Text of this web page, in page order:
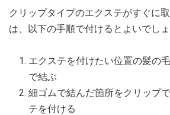
クリップタイプのエクステがすぐに
は、以下の手順で付けるとよいでしょ
エクステを付けたい位置の髪の
で結ぶ
細ゴムで結んだ箇所をクリップ
テを付ける